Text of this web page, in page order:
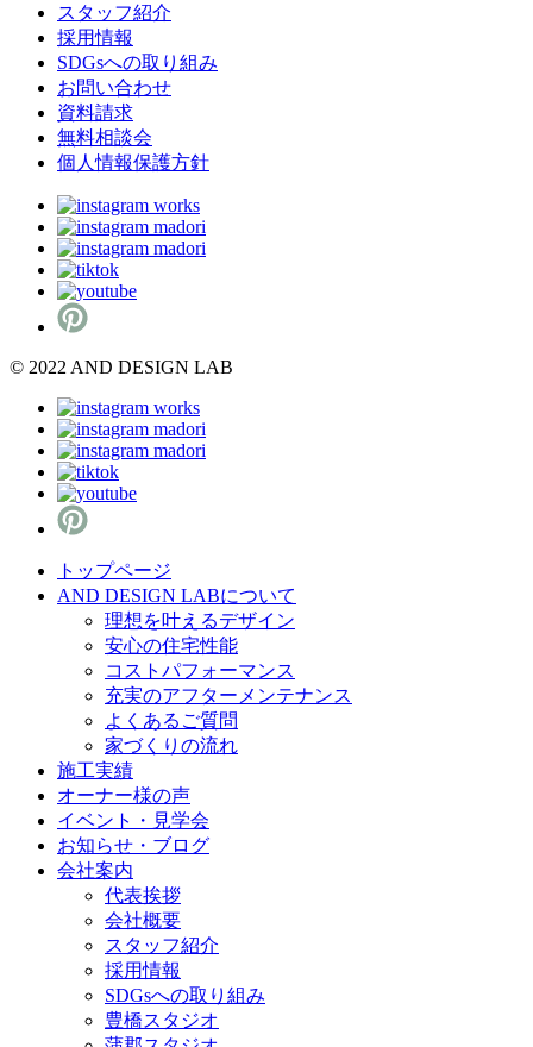
スタッフ紹介
採用情報
SDGsへの取り組み
お問い合わせ
資料請求
無料相談会
個人情報保護方針
© 2022 AND DESIGN LAB
トップページ
AND DESIGN LABについて
理想を叶えるデザイン
安心の住宅性能
コストパフォーマンス
充実のアフターメンテナンス
よくあるご質問
家づくりの流れ
施工実績
オーナー様の声
イベント・見学会
お知らせ・ブログ
会社案内
代表挨拶
会社概要
スタッフ紹介
採用情報
SDGsへの取り組み
豊橋スタジオ